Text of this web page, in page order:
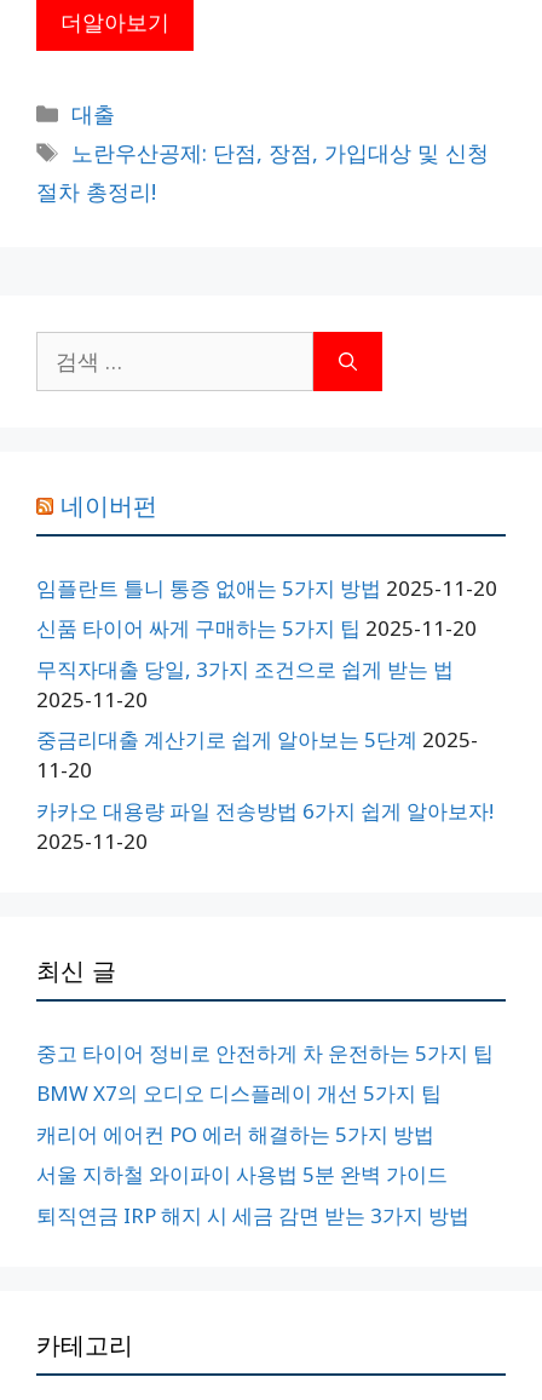
더알아보기
카
테
리
대출
태
그
노란우산공제: 단점, 장점, 가입대상 및 신청
절차 총정리!
색:
네이버펀
임플란트 틀니 통증 없애는 5가지 방법 2025-11-20
신품 타이어 싸게 구매하는 5가지 팁 2025-11-20
무직자대출 당일, 3가지 조건으로 쉽게 받는 법
2025-11-20
중금리대출 계산기로 쉽게 알아보는 5단계 2025-
11-20
카카오 대용량 파일 전송방법 6가지 쉽게 알아보자!
2025-11-20
최신 글
중고 타이어 정비로 안전하게 차 운전하는 5가지 팁
BMW X7의 오디오 디스플레이 개선 5가지 팁
캐리어 에어컨 PO 에러 해결하는 5가지 방법
서울 지하철 와이파이 사용법 5분 완벽 가이드
퇴직연금 IRP 해지 시 세금 감면 받는 3가지 방법
카테고리